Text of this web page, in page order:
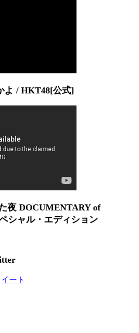
よ / HKT48[公式]
夜 DOCUMENTARY of
シャル・エディション
ート